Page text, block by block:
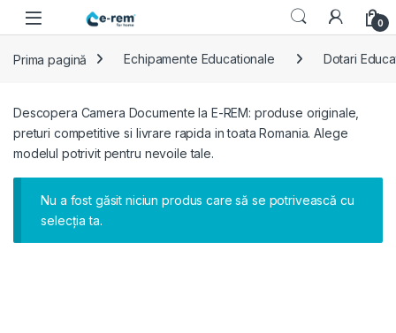
Skip to navigation
Skip to content
0
Prima pagină Echipamente Educationale Dotari
Descopera Camera Documente la E-REM: produse originale,
preturi competitive si livrare rapida in toata Romania. Alege
modelul potrivit pentru nevoile tale.
Nu a fost găsit niciun produs care să se potrivească cu
selecția ta.